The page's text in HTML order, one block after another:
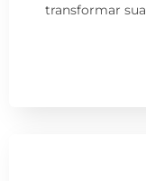
transformar